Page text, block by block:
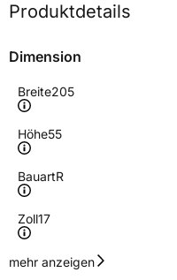
Produktdetails
Dimension
Breite205
Höhe55
BauartR
Zoll17
Geschwindigkeitsindex
mehr anzeigen